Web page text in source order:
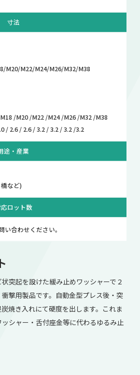
寸法
M20/M22/M24/M26/M32/M38
/M20 /M22 /M24 /M26 /M32 /M38
/ 2.6 / 2.6 / 3.2 / 3.2 / 3.2 /3.2
途・産業
など)
ロット数
合わせください。
突起を設けた緩み止めワッシャーで２
撃用製品です。自動金型プレス後・突
焼き入れにて硬度を出します。これま
シャー・舌付座金等に代わるゆるみ止